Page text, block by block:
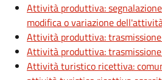
Attività produttiva:
modifica o variazione
Attività produttiva: trasmissione
Attività produttiva: trasmissione
Attività turistico ricettiva: